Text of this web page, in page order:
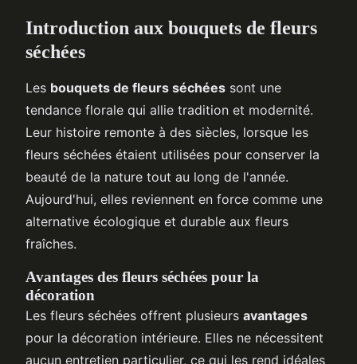
Introduction aux bouquets de fleurs
séchées
Les bouquets de fleurs séchées sont une
tendance florale qui allie tradition et modernité.
Leur histoire remonte à des siècles, lorsque les
fleurs séchées étaient utilisées pour conserver la
beauté de la nature tout au long de l'année.
Aujourd'hui, elles reviennent en force comme une
alternative écologique et durable aux fleurs
fraîches.
Avantages des fleurs séchées pour la
décoration
Les fleurs séchées offrent plusieurs avantages
pour la décoration intérieure. Elles ne nécessitent
aucun entretien particulier, ce qui les rend idéales